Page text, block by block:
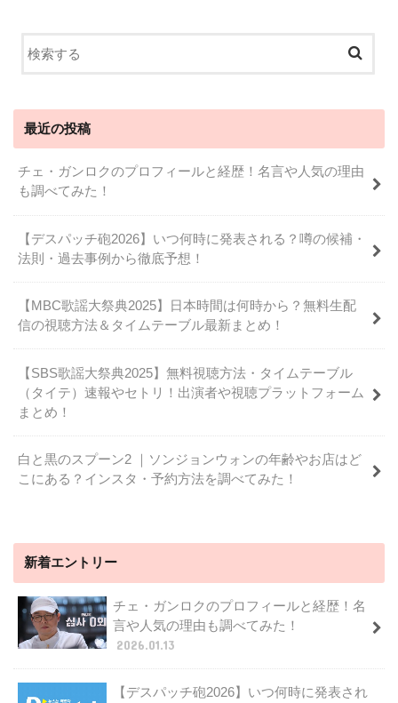
最近の投稿
チェ・ガンロクのプロフィールと経歴！名言や人気の理由
も調べてみた！
【デスパッチ砲2026】いつ何時に発表される？噂の候補・
法則・過去事例から徹底予想！
【MBC歌謡大祭典2025】日本時間は何時から？無料生配
信の視聴方法＆タイムテーブル最新まとめ！
【SBS歌謡大祭典2025】無料視聴方法・タイムテーブル
（タイテ）速報やセトリ！出演者や視聴プラットフォーム
まとめ！
白と黒のスプーン2 ｜ソンジョンウォンの年齢やお店はど
こにある？インスタ・予約方法を調べてみた！
新着エントリー
チェ・ガンロクのプロフィールと経歴！名
言や人気の理由も調べてみた！
2026.01.13
【デスパッチ砲2026】いつ何時に発表され